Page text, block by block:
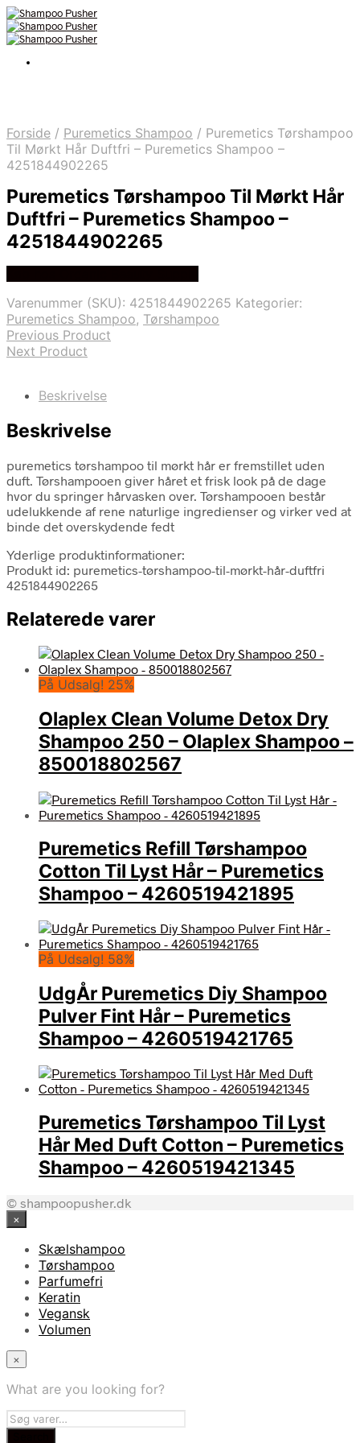
Forside / Puremetics Shampoo / Puremetics Tørshampoo
Til Mørkt Hår Duftfri – Puremetics Shampoo –
4251844902265
Puremetics Tørshampoo Til Mørkt Hår
Duftfri – Puremetics Shampoo –
4251844902265
Varenummer (SKU): 4251844902265 Kategorier:
Puremetics Shampoo, Tørshampoo
Previous Product
Next Product
Beskrivelse
Beskrivelse
puremetics tørshampoo til mørkt hår er fremstillet uden
duft. Tørshampooen giver håret et frisk look på de dage
hvor du springer hårvasken over. Tørshampooen består
udelukkende af rene naturlige ingredienser og virker ved at
binde det overskydende fedt
Yderlige produktinformationer:
Produkt id: puremetics-tørshampoo-til-mørkt-hår-duftfri
4251844902265
Relaterede varer
På Udsalg! 25%
Olaplex Clean Volume Detox Dry
Shampoo 250 – Olaplex Shampoo –
850018802567
Puremetics Refill Tørshampoo
Cotton Til Lyst Hår – Puremetics
Shampoo – 4260519421895
På Udsalg! 58%
UdgÅr Puremetics Diy Shampoo
Pulver Fint Hår – Puremetics
Shampoo – 4260519421765
Puremetics Tørshampoo Til Lyst
Hår Med Duft Cotton – Puremetics
Shampoo – 4260519421345
© shampoopusher.dk
×
Skælshampoo
Tørshampoo
Parfumefri
Keratin
Vegansk
Volumen
×
What are you looking for?